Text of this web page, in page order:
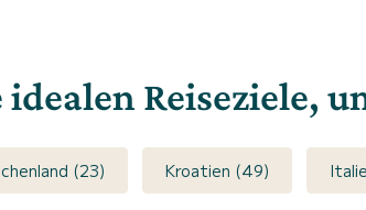
idealen Reiseziele,
(23) Kroatien (49)